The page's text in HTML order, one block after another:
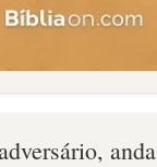
anda